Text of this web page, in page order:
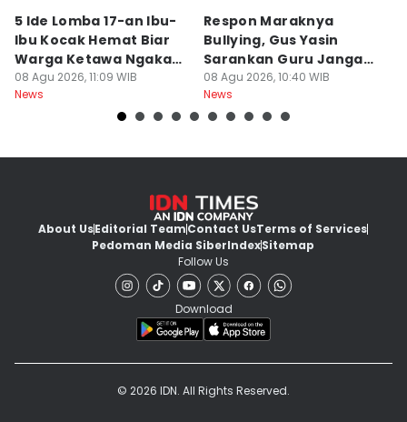
5 Ide Lomba 17-an Ibu-
Ibu Kocak Hemat Biar
Warga Ketawa Ngakak
Pas Hari Kemerdekaan
08 Agu 2026, 11:09 WIB
News
Respon Maraknya
Bullying, Gus Yasin
Sarankan Guru Jangan
Bebani Siswa
08 Agu 2026, 10:40 WIB
News
About UsEditorial TeamContact UsTerms of Services
Pedoman Media SiberIndexSitemap
Follow Us
Download
© 2026 IDN. All Rights Reserved.